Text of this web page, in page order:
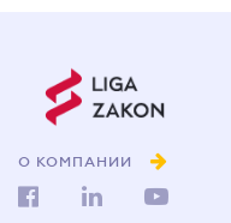
О КОМПАНИИ